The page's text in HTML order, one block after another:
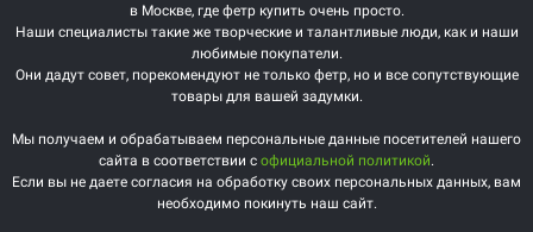
в Москве, где фетр купить очень просто.
Наши специалисты такие же творческие и талантливые люди, как и наши
любимые покупатели.
Они дадут совет, порекомендуют не только фетр, но и все сопутствующие
товары для вашей задумки.
Мы получаем и обрабатываем персональные данные посетителей нашего
сайта в соответствии с официальной политикой.
Если вы не даете согласия на обработку своих персональных данных, вам
необходимо покинуть наш сайт.